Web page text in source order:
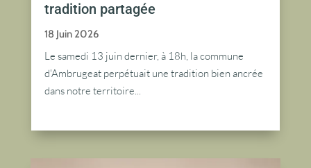
tradition partagée
18 Juin 2026
Le samedi 13 juin dernier, à 18h, la commune
d'Ambrugeat perpétuait une tradition bien ancrée
dans notre territoire...